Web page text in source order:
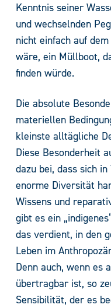
Kenntnis seiner
und wechselnden
nicht einfach auf
wäre, ein Müllboot,
finden würde.
Die absolute
materiellen
kleinste alltägliche
Diese Besonderheit
dazu bei, dass sich
enorme Diversität
Wissens und
gibt es ein
das verdient, in den
Leben im
Denn auch, wenn es
übertragbar ist, so
Sensibilität, der es